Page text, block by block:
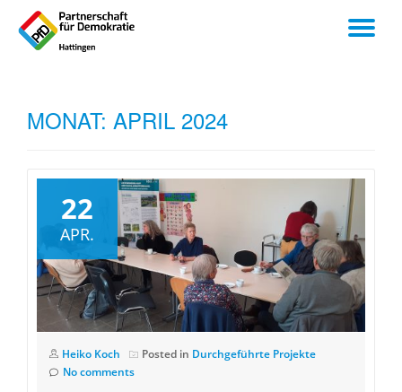
MONAT: APRIL 2024
22
APR.
Heiko Koch Posted in Durchgeführte Projekte
No comments